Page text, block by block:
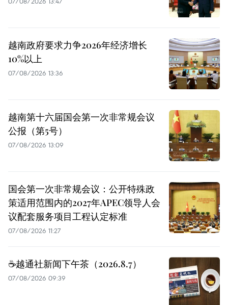
越南政府要求力争2026年经济增长
10%以上
07/08/2026 13:36
越南第十六届国会第一次非常规会议
公报（第5号）
07/08/2026 13:09
国会第一次非常规会议：公开特殊政
策适用范围内的2027年APEC领导人会
议配套服务项目工程认定标准
07/08/2026 11:27
☕️越通社新闻下午茶（2026.8.7）
07/08/2026 09:39